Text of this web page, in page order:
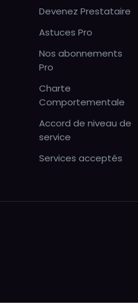
Devenez Prestataire
Astuces Pro
Nos abonnements
Pro
Charte
Comportementale
Accord de niveau de
service
Services acceptés